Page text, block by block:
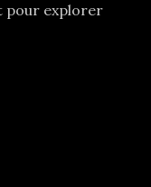
pour explorer